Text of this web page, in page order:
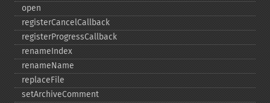
open
registerCancelCallback
registerProgressCallback
renameIndex
renameName
replaceFile
setArchiveComment